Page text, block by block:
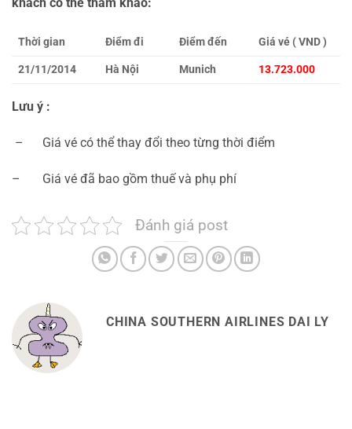
khách có thể tham khảo:
Thời gian Điểm đi Điểm đến Giá vé ( VND )
21/11/2014 Hà Nội Munich 13.723.000
Lưu ý :
– Giá vé có thể thay đổi theo từng thời điểm
– Giá vé đã bao gồm thuế và phụ phí
Đánh giá post
CHINA SOUTHERN AIRLINES DAI LY